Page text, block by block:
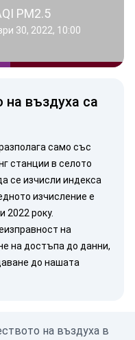
PM2.5
30, 2022, 10:00
на въздуха са
само със
станции в селото
се изчисли индекса
изчисление е
2022 року.
на
на достъпа до данни,
до нашата
на въздуха в